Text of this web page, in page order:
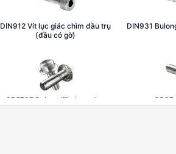
DIN912 Vít lục giác chìm đầu trụ
(đầu có gờ)
DIN931
GB5787 Bulong liền long đen